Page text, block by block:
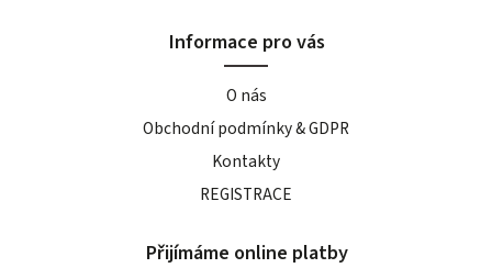
Informace pro vás
O nás
Obchodní podmínky & GDPR
Kontakty
REGISTRACE
Přijímáme online platby